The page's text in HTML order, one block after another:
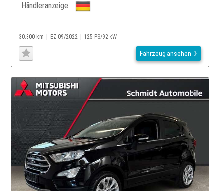
Händleranzeige
30.800 km EZ 09/2022 125 PS/92 kW
Fahrzeug ansehen